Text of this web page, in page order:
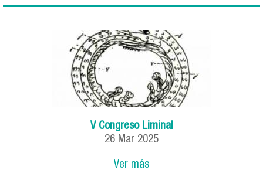
V Congreso Liminal
26 Mar 2025
Ver más